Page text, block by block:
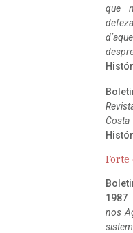
que
Forte
1987
nos